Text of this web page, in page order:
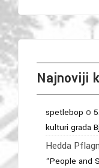
Najnoviji
spetlebop o
kulturi grada
Hedda
“People and